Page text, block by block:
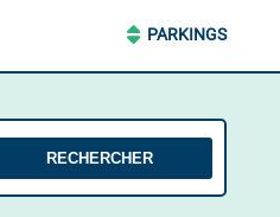
PARKINGS
RECHERCHER